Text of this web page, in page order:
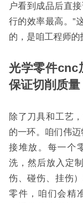
户看到成品后直
行的效率最高。”
的，是咱工程师的
光学零件cnc
保证切削质
除了刀具和工艺
的一环。咱们伟
接堆放。每一个
洗，然后放入定
伤、碰伤、挂伤
零件，咱们会精